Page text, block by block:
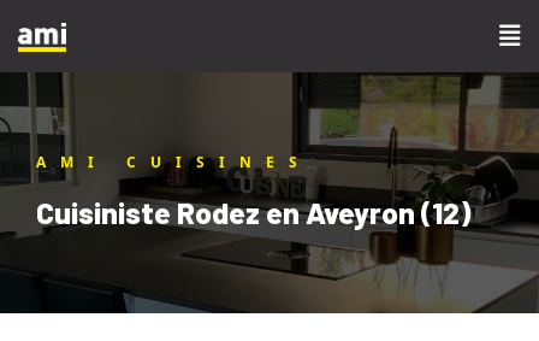
AMI CUISINES
Cuisiniste Rodez en Aveyron (12)